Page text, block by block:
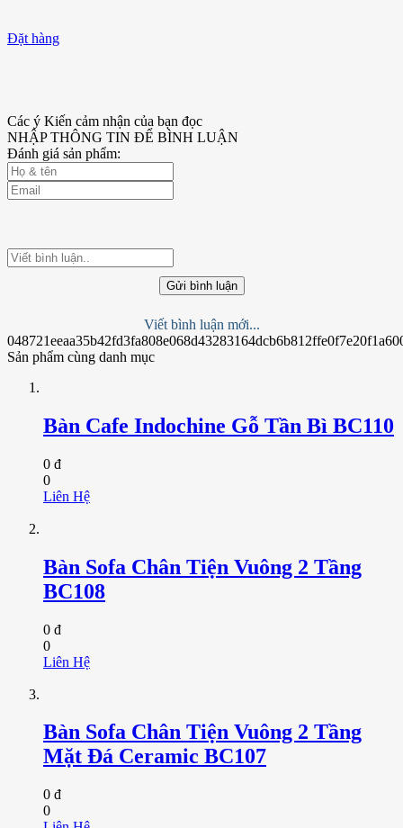
Đặt hàng
Các ý Kiến cảm nhận của bạn đọc
NHẬP THÔNG TIN ĐỂ BÌNH LUẬN
Đánh giá sản phẩm:
Gửi bình luận
Viết bình luận mới...
Sản phẩm cùng danh mục
Bàn Cafe Indochine Gỗ Tần Bì BC110
0 đ
0
Liên Hệ
Bàn Sofa Chân Tiện Vuông 2 Tầng
BC108
0 đ
0
Liên Hệ
Bàn Sofa Chân Tiện Vuông 2 Tầng
Mặt Đá Ceramic BC107
0 đ
0